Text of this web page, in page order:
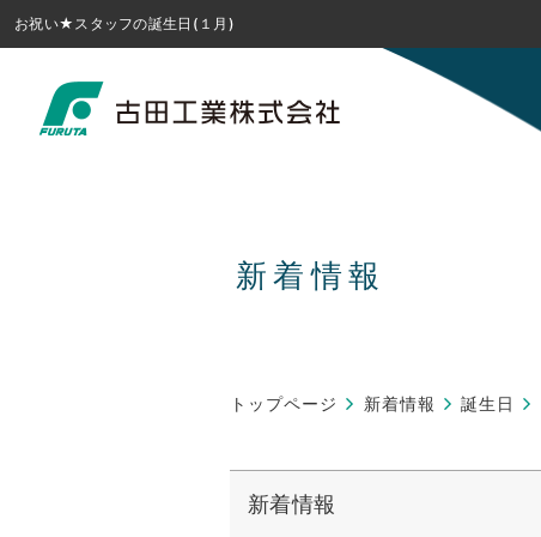
お祝い★スタッフの誕生日(１月)
新着情報
トップページ 新着情報 誕生日
新着情報